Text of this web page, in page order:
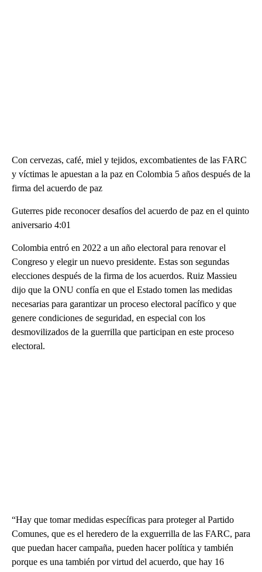
Con cervezas, café, miel y tejidos, excombatientes de las FARC
y víctimas le apuestan a la paz en Colombia 5 años después de la
firma del acuerdo de paz
Guterres pide reconocer desafíos del acuerdo de paz en el quinto
aniversario 4:01
Colombia entró en 2022 a un año electoral para renovar el
Congreso y elegir un nuevo presidente. Estas son segundas
elecciones después de la firma de los acuerdos. Ruiz Massieu
dijo que la ONU confía en que el Estado tomen las medidas
necesarias para garantizar un proceso electoral pacífico y que
genere condiciones de seguridad, en especial con los
desmovilizados de la guerrilla que participan en este proceso
electoral.
“Hay que tomar medidas específicas para proteger al Partido
Comunes, que es el heredero de la exguerrilla de las FARC, para
que puedan hacer campaña, pueden hacer política y también
porque es una también por virtud del acuerdo, que hay 16